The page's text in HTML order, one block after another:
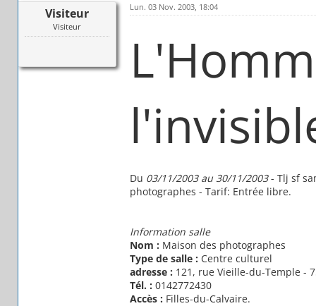
Visiteur
Visiteur
Lun. 03 Nov. 2003, 18:04
Du 03/11/2003 au 30/11/2003- Tlj sf
photographes - Tarif: Entrée libre.
Information salle
Nom : Maison des photographes
Type de salle : Centre culturel
adresse : 121, rue Vieille-du-Temple -
Tél. : 0142772430
Accès : Filles-du-Calvaire.